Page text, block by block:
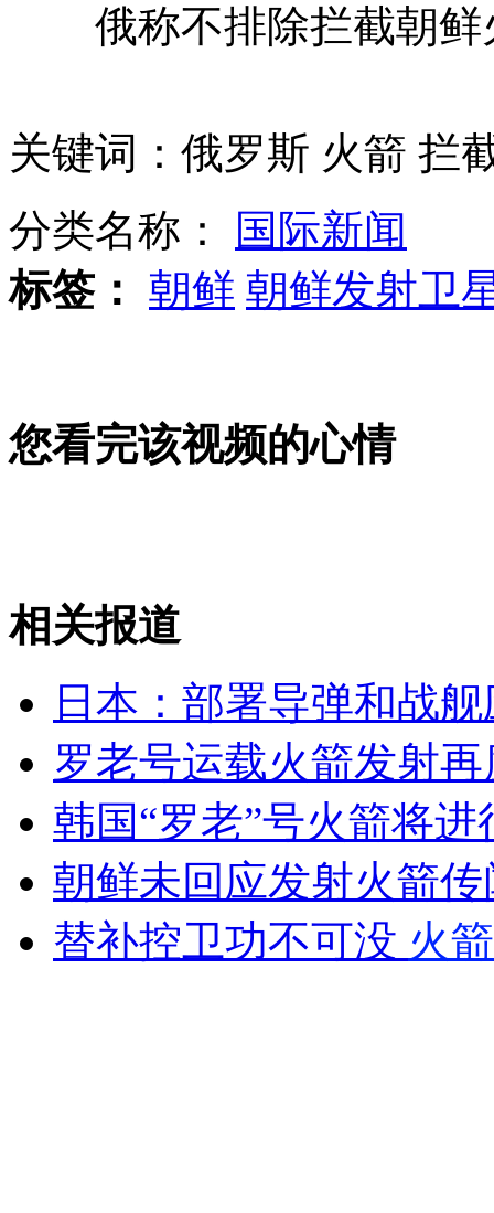
网友吐槽女友非“双12”不结婚
凯特王妃怀孕后首亮相 威廉护驾
公交投币不找零 乘客暴打司机
外交部：有关国家言论片面不公正
安徽一实载49人客车翻车
俄称不排除拦截朝鲜
关键词：俄罗斯 火箭 拦
分类名称：
国际新闻
标签： 朝鲜 朝鲜发射卫
您看完该视频的心情
相关报道
日本：部署导弹和战
罗老号运载火箭发射
韩国“罗老”号火箭将
朝鲜未回应发射火箭
替补控卫功不可没 火箭